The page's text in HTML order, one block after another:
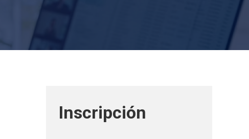
Inscripción